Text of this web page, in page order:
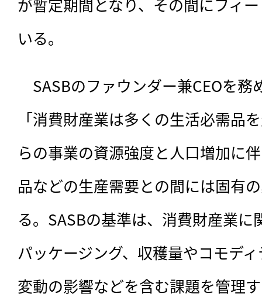
が暫定期間となり、その間にフィ
いる。
SASBのファウンダー兼CEOを務
「消費財産業は多くの生活必需品
らの事業の資源強度と人口増加に
品などの生産需要との間には固有
る。SASBの基準は、消費財産業
パッケージング、収穫量やコモデ
変動の影響などを含む課題を管理